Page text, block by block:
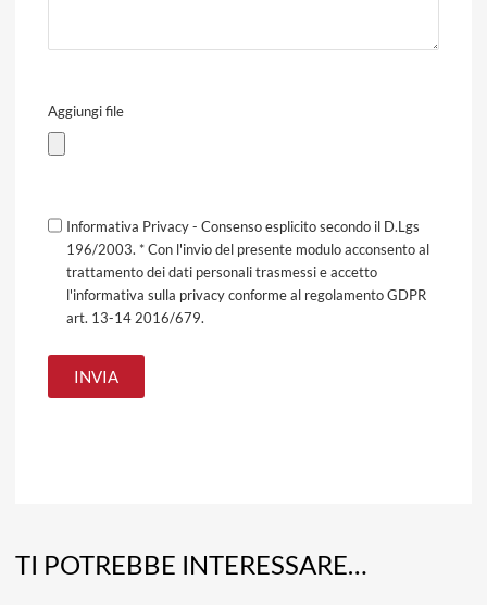
Aggiungi file
Informativa Privacy - Consenso esplicito secondo il D.Lgs
196/2003. * Con l'invio del presente modulo acconsento al
trattamento dei dati personali trasmessi e accetto
l'informativa sulla privacy conforme al regolamento GDPR
art. 13-14 2016/679.
TI POTREBBE INTERESSARE…